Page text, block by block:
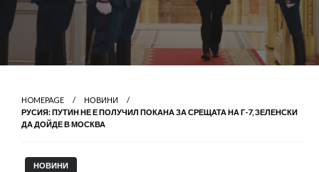
HOMEPAGE
НОВИНИ
РУСИЯ: ПУТИН НЕ Е ПОЛУЧИЛ ПОКАНА ЗА СРЕЩАТА НА Г-7, ЗЕЛЕНСКИ
ДА ДОЙДЕ В МОСКВА
НОВИНИ